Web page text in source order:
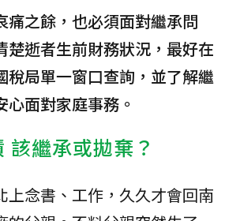
痛之餘，也必須面對繼承問
楚逝者生前財務狀況，最好在
稅局單一窗口查詢，並了解繼
面對家庭事務。
該繼承或拋棄？
上念書、工作，久久才會回南